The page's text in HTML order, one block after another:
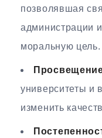
позволявшая
администрации
моральную цель.
университеты и
изменить